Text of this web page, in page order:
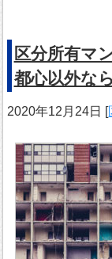
区分所有マ
都心以外な
2020年12月24日 [